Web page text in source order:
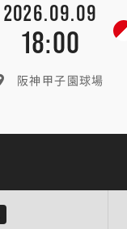
2026.09.09
18:00
阪神甲子園球場